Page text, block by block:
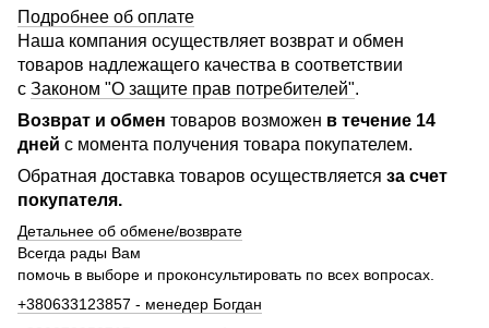
Подробнее об оплате
Наша компания осуществляет возврат и обмен
товаров надлежащего качества в соответствии
с Законом "О защите прав потребителей".
Возврат и обмен товаров возможен в течение 14
дней с момента получения товара покупателем.
Обратная доставка товаров осуществляется за счет
покупателя.
Детальнее об обмене/возврате
Всегда рады Вам
помочь в выборе и проконсультировать по всех вопросах.
+380633123857 - менедер Богдан